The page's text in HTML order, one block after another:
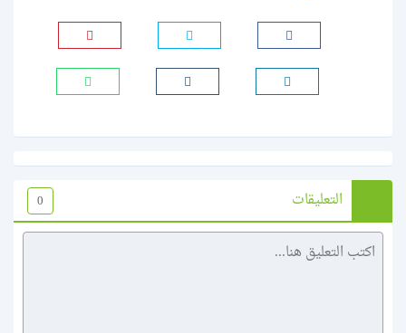
التعليقات 0